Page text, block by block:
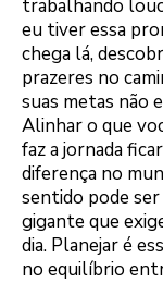
trabalhando
eu tiver essa
chega lá,
prazeres no
suas metas não
Alinhar o que
faz a jornada
diferença no
sentido pode
gigante que
dia. Planejar é
no equilíbrio